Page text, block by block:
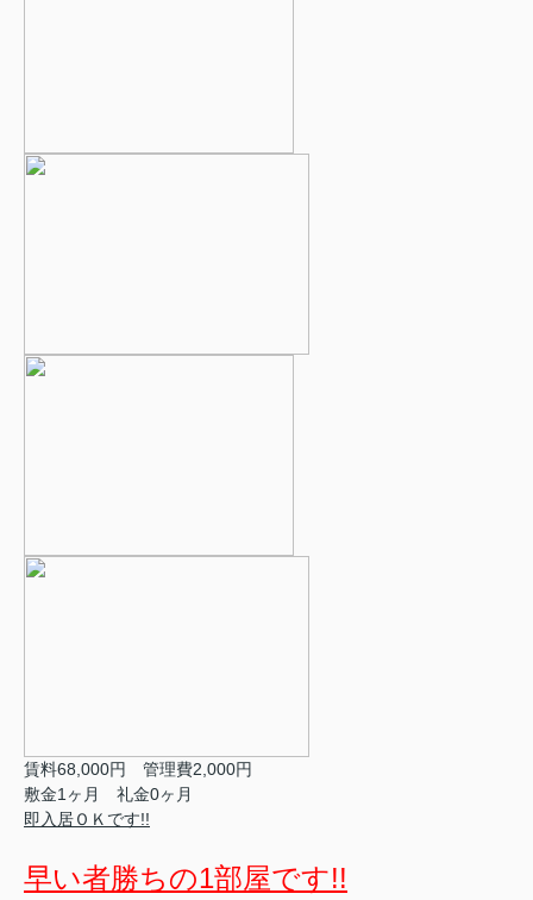
賃料68,000円 管理費2,000円
敷金1ヶ月 礼金0ヶ月
即入居ＯＫです!!
早い者勝ちの1部屋です!!